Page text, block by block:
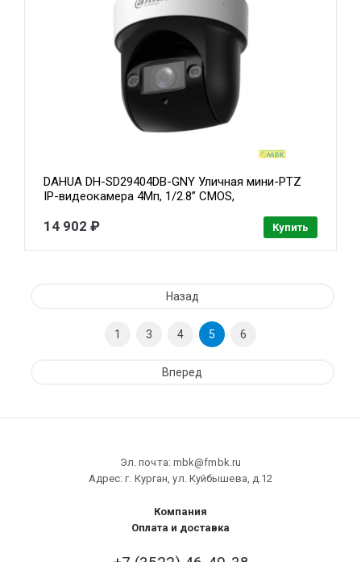
DAHUA DH-SD29404DB-GNY Уличная мини-PTZ
IP-видеокамера 4Мп, 1/2.8” CMOS,
видеоаналитика, ИК до 50м, корпус: металл
14 902 ₽ Купить
Назад
1 3 4 5 6
Вперед
Эл. почта: mbk@fmbk.ru
Адрес: г. Курган, ул. Куйбышева, д.12
Компания
Оплата и доставка